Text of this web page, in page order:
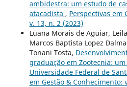
ambidestra: um estudo de
atacadista , Perspectivas em
v. 13, n. 2 (2023)
Luana Morais de Aguiar,
Marcos Baptista Lopez
Tonani Tosta,
graduação em Zootecnia:
Universidade Federal de
em Gestão & Conhecimento: